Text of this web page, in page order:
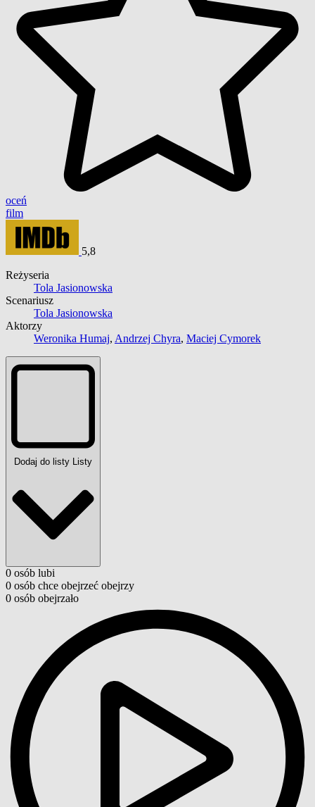
oceń
film
5,8
Reżyseria
Tola Jasionowska
Scenariusz
Tola Jasionowska
Aktorzy
Weronika Humaj, Andrzej Chyra, Maciej Cymorek
Dodaj do listy Listy
0 osób lubi
0 osób chce obejrzeć obejrzy
0 osób obejrzało